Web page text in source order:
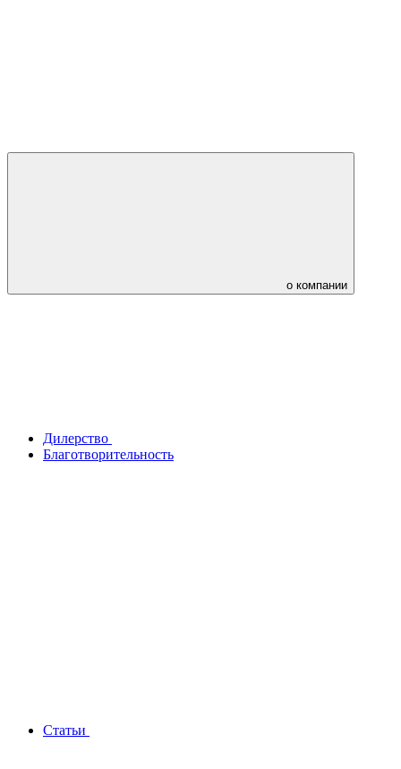
о компании
Дилерство
Благотворительность
Статьи